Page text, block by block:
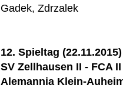
Gadek, Zdrzalek
12. Spieltag (22.11.2015)
SV Zellhausen II - FCA
Alemannia Klein-